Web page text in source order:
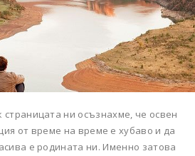
ни осъзнахме, че освен
от време на време е хубаво и да
е родината ни. Именно затова